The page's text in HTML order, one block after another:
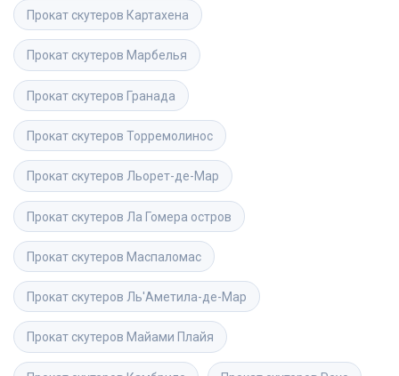
Прокат скутеров Картахена
Прокат скутеров Марбелья
Прокат скутеров Гранада
Прокат скутеров Торремолинос
Прокат скутеров Льорет-де-Мар
Прокат скутеров Ла Гомера остров
Прокат скутеров Маспаломас
Прокат скутеров Ль'Аметила-де-Мар
Прокат скутеров Майами Плайя